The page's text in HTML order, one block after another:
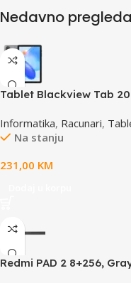
Nedavno
Tablet Blackview Tab 20
Grey
Informatika, Racunari,
Na stanju
231,00 KM
Redmi PAD 2 8+256,